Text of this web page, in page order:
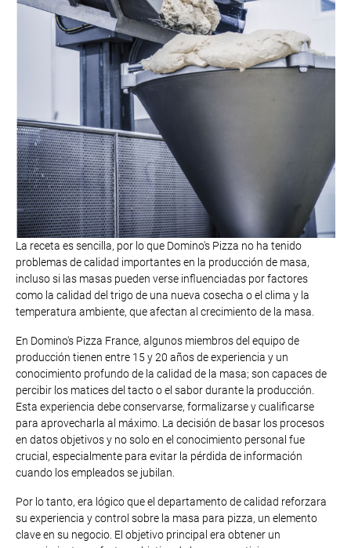
La receta es sencilla, por lo que Domino's Pizza no ha tenido
problemas de calidad importantes en la producción de masa,
incluso si las masas pueden verse influenciadas por factores
como la calidad del trigo de una nueva cosecha o el clima y la
temperatura ambiente, que afectan al crecimiento de la masa.
En Domino's Pizza France, algunos miembros del equipo de
producción tienen entre 15 y 20 años de experiencia y un
conocimiento profundo de la calidad de la masa; son capaces de
percibir los matices del tacto o el sabor durante la producción.
Esta experiencia debe conservarse, formalizarse y cualificarse
para aprovecharla al máximo. La decisión de basar los procesos
en datos objetivos y no solo en el conocimiento personal fue
crucial, especialmente para evitar la pérdida de información
cuando los empleados se jubilan.
Por lo tanto, era lógico que el departamento de calidad reforzara
su experiencia y control sobre la masa para pizza, un elemento
clave en su negocio. El objetivo principal era obtener un